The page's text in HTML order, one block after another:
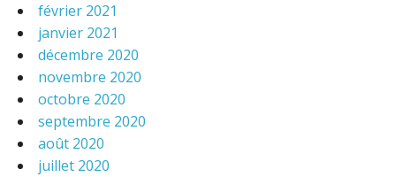
février 2021
janvier 2021
décembre 2020
novembre 2020
octobre 2020
septembre 2020
août 2020
juillet 2020